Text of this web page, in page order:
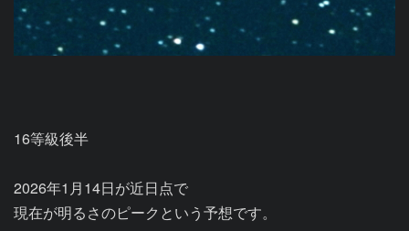
16等級後半
2026年1月14日が近日点で
現在が明るさのピークという予想です。